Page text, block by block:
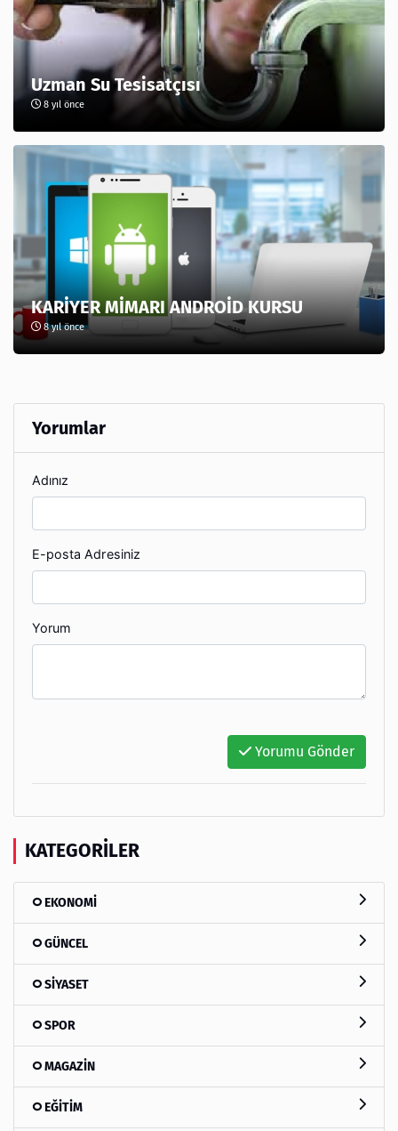
Uzman Su Tesisatçısı
8 yıl önce
KARİYER MİMARI ANDROİD KURSU
8 yıl önce
Yorumlar
Adınız
E-posta Adresiniz
Yorum
Yorumu Gönder
KATEGORILER
EKONOMİ
GÜNCEL
SİYASET
SPOR
MAGAZİN
EĞİTİM